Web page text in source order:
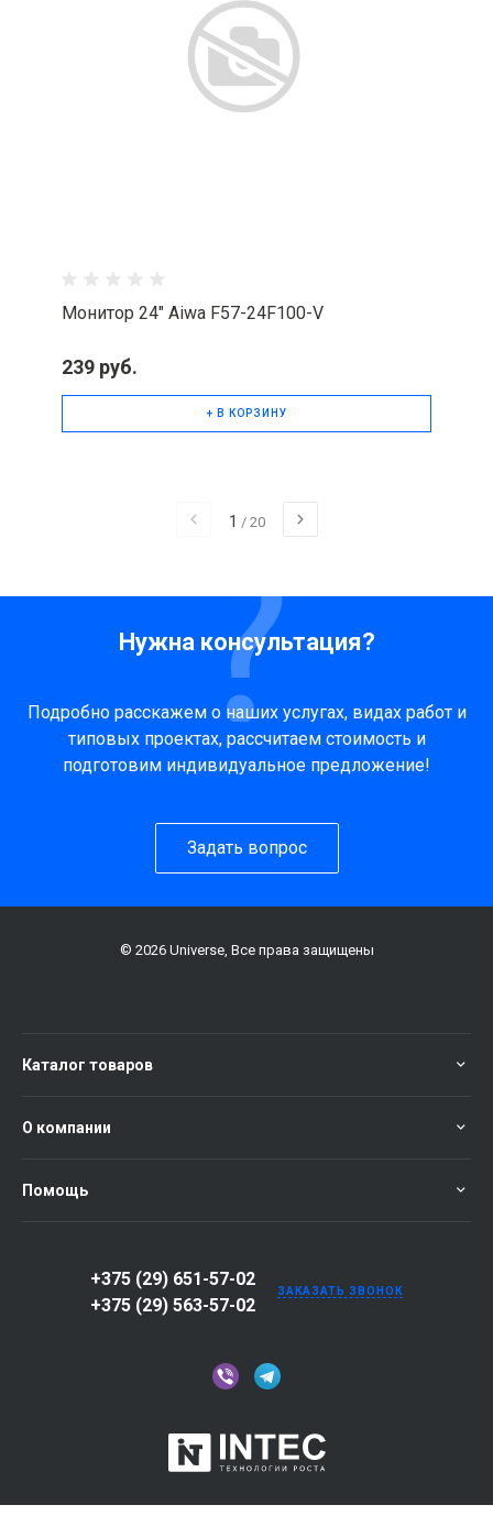
Монитор 24" Aiwa F57-24F100-V
239 руб.
+ В КОРЗИНУ
1 / 20
Нужна консультация?
Подробно расскажем о наших услугах, видах работ и
типовых проектах, рассчитаем стоимость и
подготовим индивидуальное предложение!
Задать вопрос
© 2026 Universe, Все права защищены
Каталог товаров
О компании
Помощь
+375 (29) 651-57-02
+375 (29) 563-57-02
ЗАКАЗАТЬ ЗВОНОК